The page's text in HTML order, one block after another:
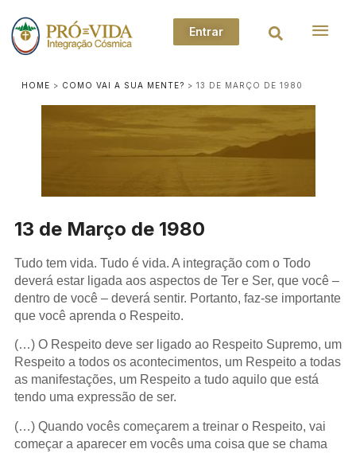
Entrar
HOME > COMO VAI A SUA MENTE? >13 DE MARÇO DE 1980
13 de Março de 1980
Tudo tem vida. Tudo é vida. A integração com o Todo
deverá estar ligada aos aspectos de Ter e Ser, que você –
dentro de você – deverá sentir. Portanto, faz-se importante
que você aprenda o Respeito.
(…) O Respeito deve ser ligado ao Respeito Supremo, um
Respeito a todos os acontecimentos, um Respeito a todas
as manifestações, um Respeito a tudo aquilo que está
tendo uma expressão de ser.
(…) Quando vocês começarem a treinar o Respeito, vai
começar a aparecer em vocês uma coisa que se chama